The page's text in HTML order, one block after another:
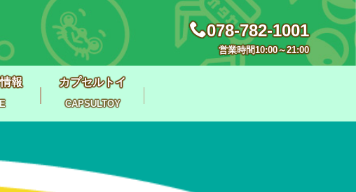
078-782-1001
営業時間10:00～21:00
報 カプセルトイ
CAPSULTOY